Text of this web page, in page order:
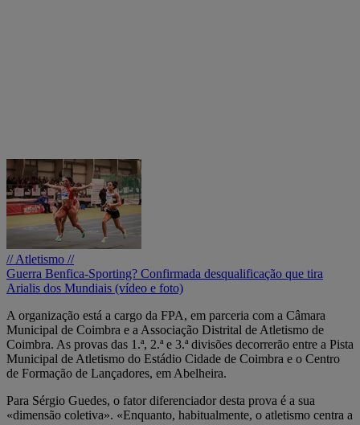
// Atletismo //
Guerra Benfica-Sporting? Confirmada desqualificação que tira
Arialis dos Mundiais (vídeo e foto)
A organização está a cargo da FPA, em parceria com a Câmara
Municipal de Coimbra e a Associação Distrital de Atletismo de
Coimbra. As provas das 1.ª, 2.ª e 3.ª divisões decorrerão entre a Pista
Municipal de Atletismo do Estádio Cidade de Coimbra e o Centro
de Formação de Lançadores, em Abelheira.
Para Sérgio Guedes, o fator diferenciador desta prova é a sua
«dimensão coletiva». «Enquanto, habitualmente, o atletismo centra a